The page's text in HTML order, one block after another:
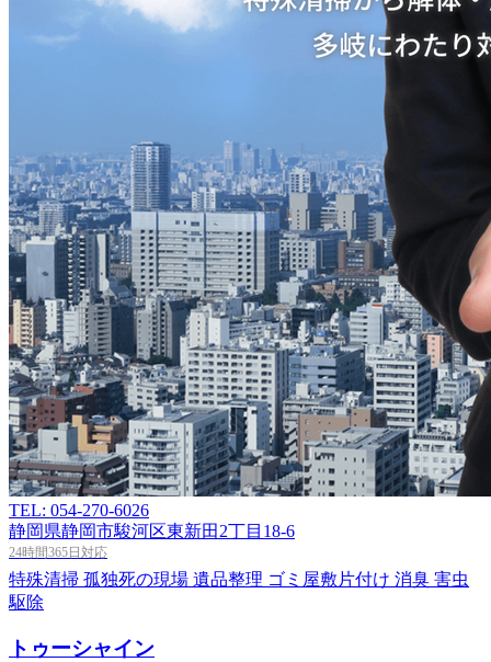
TEL: 054-270-6026
静岡県静岡市駿河区東新田2丁目18-6
24時間365日対応
特殊清掃 孤独死の現場 遺品整理 ゴミ屋敷片付け 消臭 害虫
駆除
トゥーシャイン